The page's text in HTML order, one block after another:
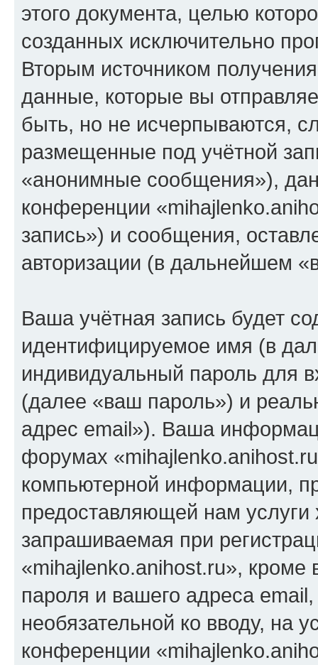
этого документа, целью
созданных исключительно
Вторым источником
данные, которые вы
быть, но не исчерпываются,
размещенные под учётной
«анонимные сообщения»),
конференции
запись») и сообщения,
авторизации (в дальнейшем
Ваша учётная запись будет
идентифицируемое имя (в
индивидуальный пароль для
(далее «ваш пароль») и
адрес email»). Ваша
форумах
компьютерной информации,
предоставляющей нам
запрашиваемая при
«mihajlenko.anihost.ru», кроме
пароля и вашего адреса
необязательной ко вводу, на
конференции